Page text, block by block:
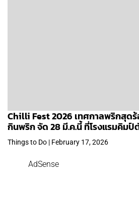
Chilli Fest 2026 เทศกาลพริกสุด
กินพริก จัด 28 มี.ค.นี้ ที่โรงแรมคิมป์
Things to Do | February 17, 2026
AdSense